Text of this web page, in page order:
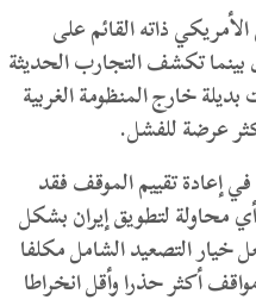
ذاته القائم على
بينما تكشف التجارب الحديثة
خارج المنظومة الغربية
عرضة للفشل.
إعادة تقييم الموقف فقد
محاولة لتطويق إيران بشكل
خيار التصعيد الشامل مكلفا
أكثر حذرا وأقل انخراطا